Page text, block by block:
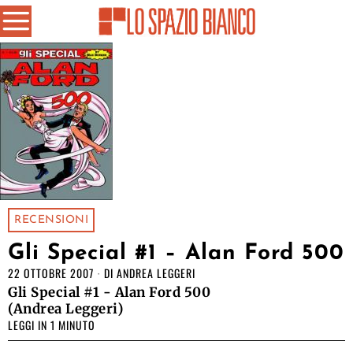
RECENSIONI
Gli Special #1 – Alan Ford 500
22 OTTOBRE 2007 DI ANDREA LEGGERI
Gli Special #1 - Alan Ford 500
(Andrea Leggeri)
LEGGI IN 1 MINUTO